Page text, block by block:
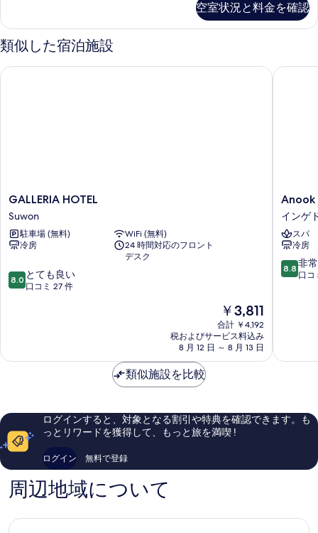
細
空室状況と料金を確認
類似した宿泊施設
GALLERIA
HOTEL
Suwon
GALLERIA HOTEL
Suwon
駐車場 (無料)
WiFi (無料)
冷房
24 時間対応のフロント
デスク
10
段
も
コ
27
件
の
口
ミ
8.0 とても良い
口コミ 27 件
現
在
の
料
金
￥3,811
合計 ￥4,192
税およびサービス料込み
8 月 12 日 ～ 8 月 13 日
GALLERIA HOTEL
Anook
Hotel
Suwon
Ingye
2
イ
ン
Anook
インゲ
スパ
冷房
10
段
良
ミ
17
8.8 非
口コ
Anook
類似施設を比較
ログインすると、対象となる割引や特典を確認できます。も
っとリワードを獲得して、もっと旅を満喫 !
ログイン 無料で登録
周辺地域について